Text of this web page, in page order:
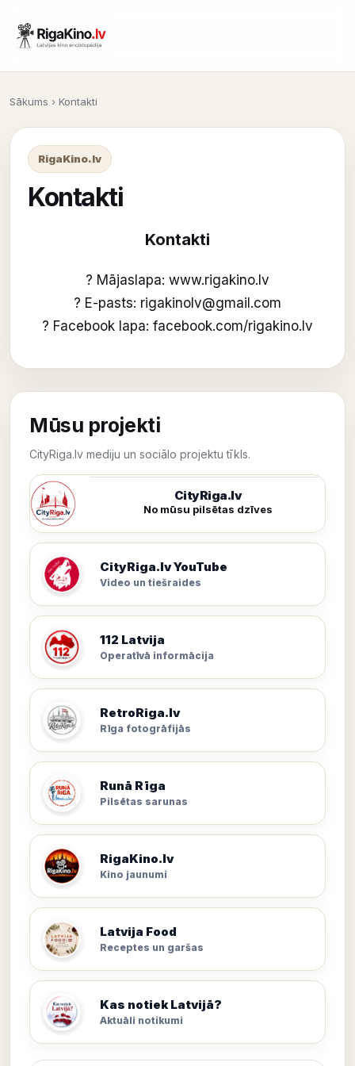
Sākums › Kontakti
RigaKino.lv
Kontakti
Kontakti
? Mājaslapa: www.rigakino.lv
? E-pasts: rigakinolv@gmail.com
? Facebook lapa: facebook.com/rigakino.lv
Mūsu projekti
CityRiga.lv mediju un sociālo projektu tīkls.
CityRiga.lv
No mūsu pilsētas dzīves
CityRiga.lv YouTube
Video un tiešraides
112 Latvija
Operatīvā informācija
RetroRiga.lv
Rīga fotogrāfijās
Runā Rīga
Pilsētas sarunas
RigaKino.lv
Kino jaunumi
Latvija Food
Receptes un garšas
Kas notiek Latvijā?
Aktuāli notikumi